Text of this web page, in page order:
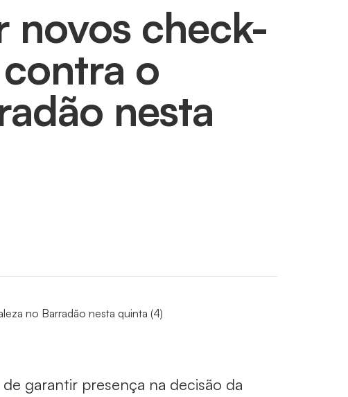
novos check-
o
nesta
garantir presença na decisão da